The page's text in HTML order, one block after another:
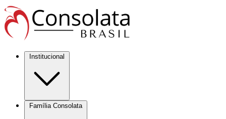
Institucional
Família Consolata